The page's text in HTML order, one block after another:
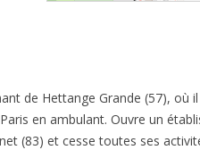
de Hettange Grande (57),
en ambulant. Ouvre un
(83) et cesse toutes ses